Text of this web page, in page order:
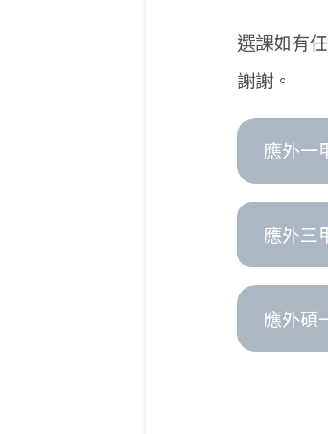
選課如有
謝謝。
應外一
應外三
應外碩